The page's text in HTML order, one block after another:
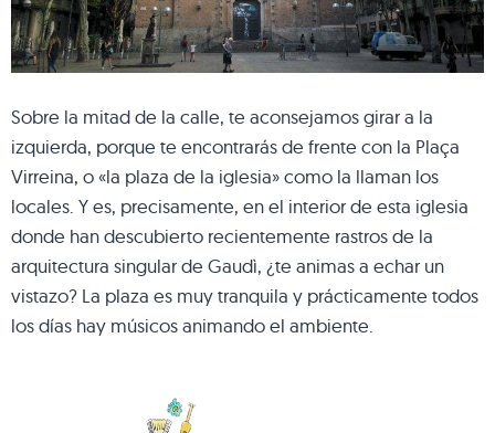
Sobre la mitad de la calle, te aconsejamos girar a la
izquierda, porque te encontrarás de frente con la Plaça
Virreina, o «la plaza de la iglesia» como la llaman los
locales. Y es, precisamente, en el interior de esta iglesia
donde han descubierto recientemente rastros de la
arquitectura singular de Gaudì, ¿te animas a echar un
vistazo? La plaza es muy tranquila y prácticamente todos
los días hay músicos animando el ambiente.